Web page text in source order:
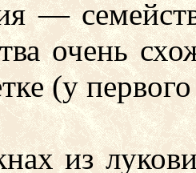
—
очень
(у
из